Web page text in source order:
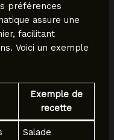
préférences
assure une
facilitant
Voici un exemple
Exemple de
recette
Salade